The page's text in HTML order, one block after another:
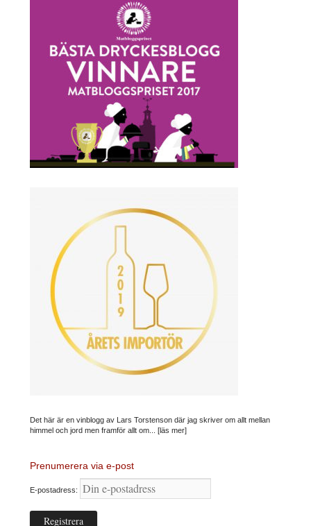
Det här är en vinblogg av Lars Torstenson där jag skriver om allt mellan
himmel och jord men framför allt om... [läs mer]
Prenumerera via e-post
E-postadress: